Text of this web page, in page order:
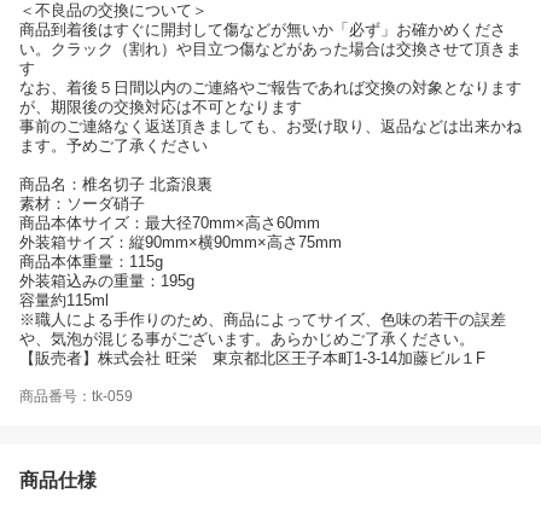
＜不良品の交換について＞
商品到着後はすぐに開封して傷などが無いか「必ず」お確かめくださ
い。クラック（割れ）や目立つ傷などがあった場合は交換させて頂きま
す
なお、着後５日間以内のご連絡やご報告であれば交換の対象となります
が、期限後の交換対応は不可となります
事前のご連絡なく返送頂きましても、お受け取り、返品などは出来かね
ます。予めご了承ください
商品名：椎名切子 北斎浪裏
素材：ソーダ硝子
商品本体サイズ：最大径70mm×高さ60mm
外装箱サイズ：縦90mm×横90mm×高さ75mm
商品本体重量：115g
外装箱込みの重量：195g
容量約115ml
※職人による手作りのため、商品によってサイズ、色味の若干の誤差
や、気泡が混じる事がございます。あらかじめご了承ください。
【販売者】株式会社 旺栄 東京都北区王子本町1-3-14加藤ビル１F
商品番号：tk-059
商品仕様